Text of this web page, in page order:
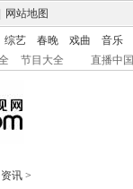
网站地图
综艺 春晚 戏曲 音乐
节目大全 直播中国
资讯 >